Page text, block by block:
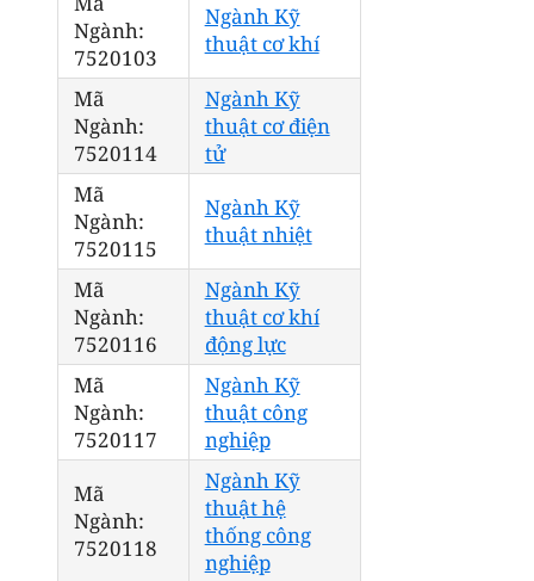
Ngành:
7520103
Ngành Kỹ
thuật cơ khí
Mã
Ngành:
7520114
Ngành Kỹ
thuật cơ điện
tử
Mã
Ngành:
7520115
Ngành Kỹ
thuật nhiệt
Mã
Ngành:
7520116
Ngành Kỹ
thuật cơ khí
động lực
Mã
Ngành:
7520117
Ngành Kỹ
thuật công
nghiệp
Mã
Ngành:
7520118
Ngành Kỹ
thuật hệ
thống công
nghiệp